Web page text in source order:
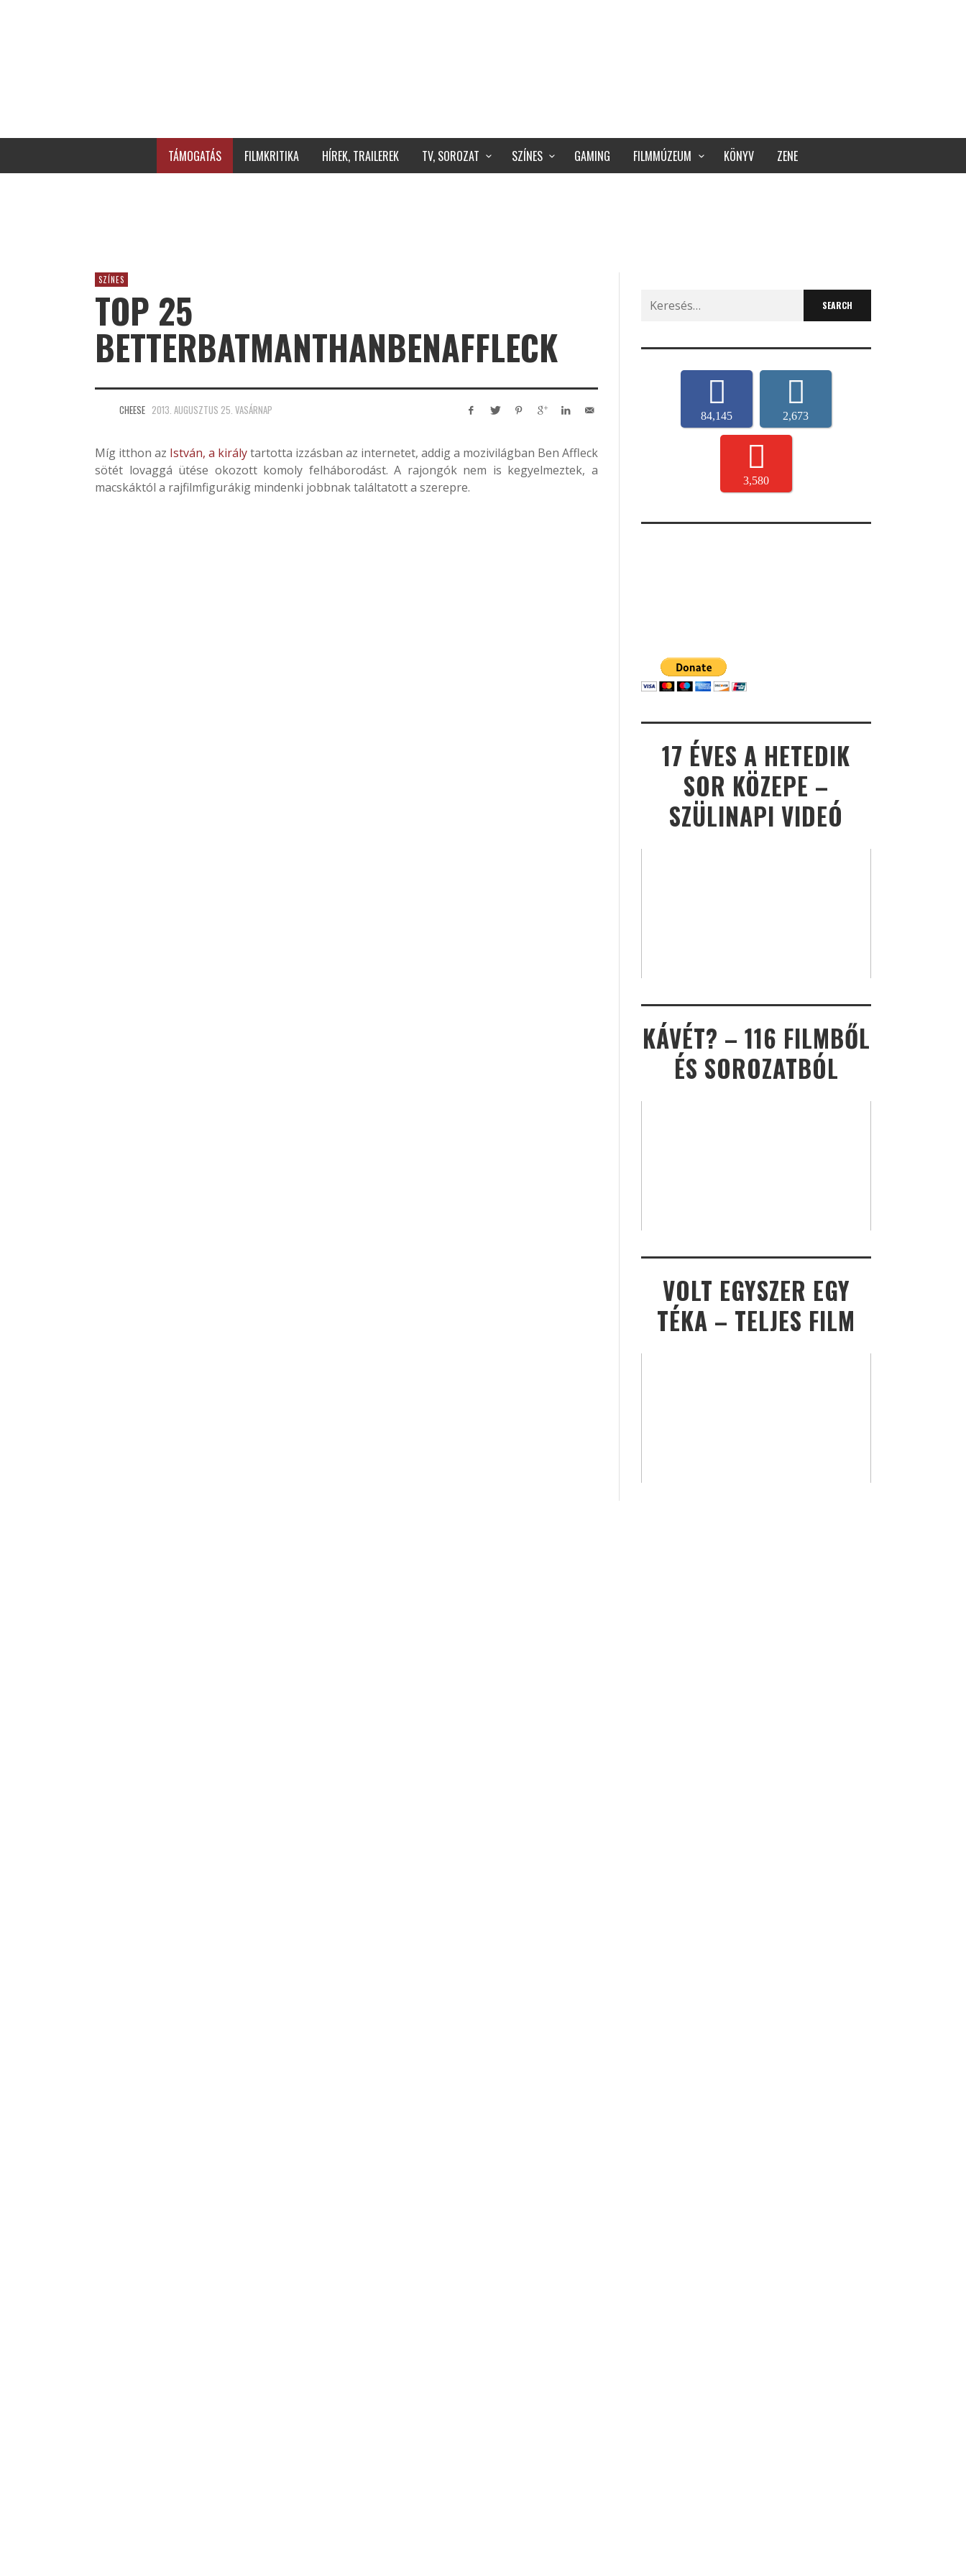
TÁMOGATÁS FILMKRITIKA HÍREK, TRAILEREK TV, SOROZAT SZÍNES GAMING FILMMÚZEUM KÖNYV ZENE
SZÍNES
TOP 25
BETTERBATMANTHANBENAFFLECK
CHEESE 2013. AUGUSZTUS 25. VASÁRNAP
Míg itthon az István, a királytartotta izzásban az internetet, addig a mozivilágban Ben Affleck
sötét lovaggá ütése okozott komoly felháborodást. A rajongók nem is kegyelmeztek, a
macskáktól a rajfilmfigurákig mindenki jobbnak találtatott a szerepre.
Search
for:
84,145 2,673
3,580
17 ÉVES A HETEDIK
SOR KÖZEPE –
SZÜLINAPI VIDEÓ
KÁVÉT? – 116 FILMBŐL
ÉS SOROZATBÓL
VOLT EGYSZER EGY
TÉKA – TELJES FILM